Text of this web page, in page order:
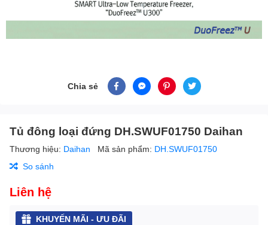
Chia sẻ
Tủ đông loại đứng DH.SWUF01750 Daihan
Thương hiệu: Daihan Mã sản phẩm: DH.SWUF01750
So sánh
Liên hệ
KHUYẾN MÃI - ƯU ĐÃI